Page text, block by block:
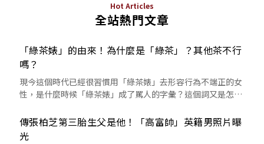
Hot Articles
全站熱門文章
「綠茶婊」的由來！為什麼是「綠茶」？其他茶不行
嗎？
現今這個時代已經很習慣用「綠茶婊」去形容行為不端正的女
性，是什麼時候「綠茶婊」成了罵人的字彙？這個詞又是怎麼
傳張柏芝第三胎生父是他！「高富帥」英籍男照片曝
光